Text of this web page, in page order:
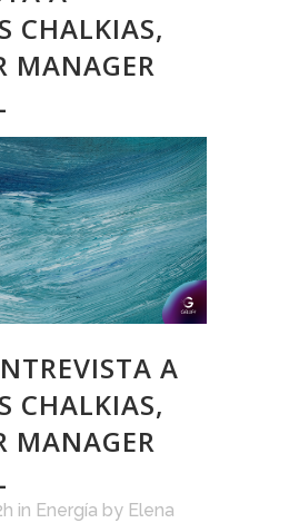
CHALKIAS,
MANAGER
A
CHALKIAS,
MANAGER
in Energía by Elena